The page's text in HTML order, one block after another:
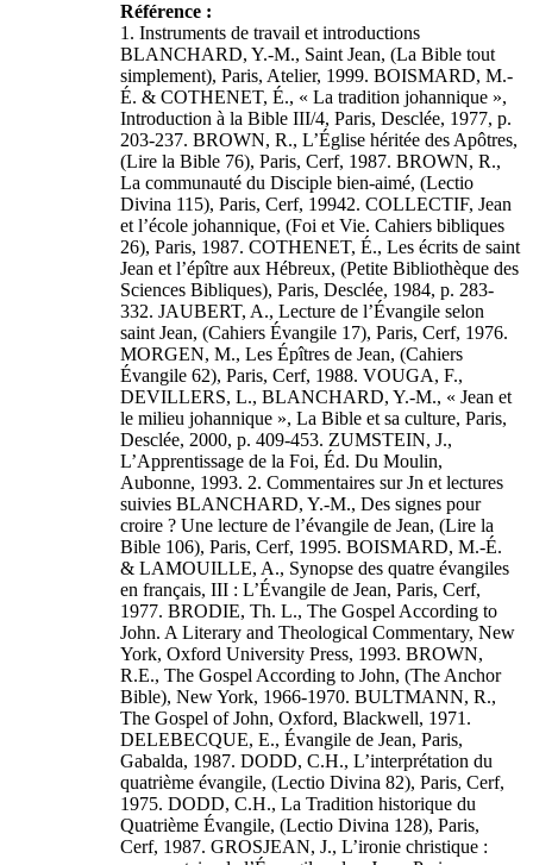
Référence :
1. Instruments de travail et introductions
BLANCHARD, Y.-M., Saint Jean, (La Bible tout
simplement), Paris, Atelier, 1999. BOISMARD, M.-
É. & COTHENET, É., « La tradition johannique »,
Introduction à la Bible III/4, Paris, Desclée, 1977, p.
203-237. BROWN, R., L’Église héritée des Apôtres,
(Lire la Bible 76), Paris, Cerf, 1987. BROWN, R.,
La communauté du Disciple bien-aimé, (Lectio
Divina 115), Paris, Cerf, 19942. COLLECTIF, Jean
et l’école johannique, (Foi et Vie. Cahiers bibliques
26), Paris, 1987. COTHENET, É., Les écrits de saint
Jean et l’épître aux Hébreux, (Petite Bibliothèque des
Sciences Bibliques), Paris, Desclée, 1984, p. 283-
332. JAUBERT, A., Lecture de l’Évangile selon
saint Jean, (Cahiers Évangile 17), Paris, Cerf, 1976.
MORGEN, M., Les Épîtres de Jean, (Cahiers
Évangile 62), Paris, Cerf, 1988. VOUGA, F.,
DEVILLERS, L., BLANCHARD, Y.-M., « Jean et
le milieu johannique », La Bible et sa culture, Paris,
Desclée, 2000, p. 409-453. ZUMSTEIN, J.,
L’Apprentissage de la Foi, Éd. Du Moulin,
Aubonne, 1993. 2. Commentaires sur Jn et lectures
suivies BLANCHARD, Y.-M., Des signes pour
croire ? Une lecture de l’évangile de Jean, (Lire la
Bible 106), Paris, Cerf, 1995. BOISMARD, M.-É.
& LAMOUILLE, A., Synopse des quatre évangiles
en français, III : L’Évangile de Jean, Paris, Cerf,
1977. BRODIE, Th. L., The Gospel According to
John. A Literary and Theological Commentary, New
York, Oxford University Press, 1993. BROWN,
R.E., The Gospel According to John, (The Anchor
Bible), New York, 1966-1970. BULTMANN, R.,
The Gospel of John, Oxford, Blackwell, 1971.
DELEBECQUE, E., Évangile de Jean, Paris,
Gabalda, 1987. DODD, C.H., L’interprétation du
quatrième évangile, (Lectio Divina 82), Paris, Cerf,
1975. DODD, C.H., La Tradition historique du
Quatrième Évangile, (Lectio Divina 128), Paris,
Cerf, 1987. GROSJEAN, J., L’ironie christique :